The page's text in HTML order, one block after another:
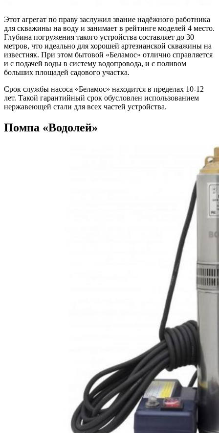
Этот агрегат по праву заслужил звание надёжного работника
для скважины на воду и занимает в рейтинге моделей 4 место.
Глубина погружения такого устройства составляет до 30
метров, что идеально для хорошей артезианской скважины на
известняк. При этом бытовой «Беламос» отлично справляется
и с подачей воды в систему водопровода, и с поливом
больших площадей садового участка.
Срок службы насоса «Беламос» находится в пределах 10-12
лет. Такой гарантийный срок обусловлен использованием
нержавеющей стали для всех частей устройства.
Помпа «Водолей»